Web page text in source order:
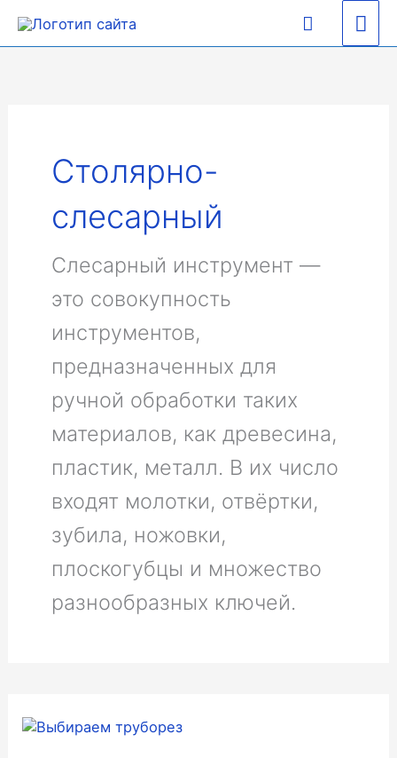
содержимому
Поиск
Столярно-
слесарный
Слесарный инструмент —
это совокупность
инструментов,
предназначенных для
ручной обработки таких
материалов, как древесина,
пластик, металл. В их число
входят молотки, отвёртки,
зубила, ножовки,
плоскогубцы и множество
разнообразных ключей.